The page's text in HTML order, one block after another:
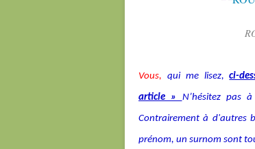
Vous, qui me lisez, ci-
article » N’hésitez pas
Contrairement à d'autres
prénom, un surnom sont